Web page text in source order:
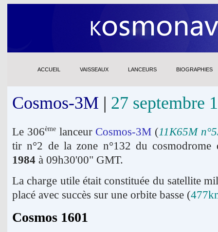
ACCUEIL VAISSEAUX LANCEURS BIOGRAPHIES
Cosmos-3M | 27 septembre
Le 306èmelanceur Cosmos-3M (11K65M
tir n°2 de la zone n°132 du
1984 à 09h30'00" GMT.
La charge utile était constituée du satellite
placé avec succès sur une orbite basse (
Cosmos 1601